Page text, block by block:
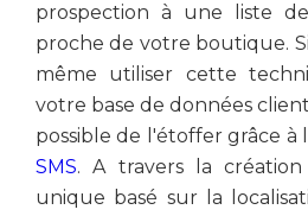
prospection à une liste
proche de votre boutique.
même utiliser cette
votre base de données
possible de l'étoffer grâce à
SMS. A travers la
unique basé sur la